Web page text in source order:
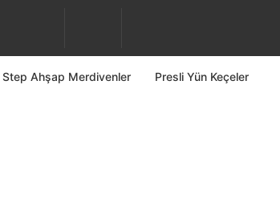
Step Ahşap Merdivenler Presli Yün Keçeler